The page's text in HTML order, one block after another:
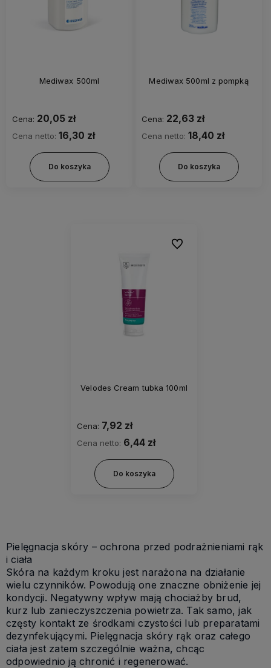
Mediwax 500ml
Cena: 20,05 zł
Cena netto: 16,30 zł
Do koszyka
Mediwax 500ml z pompką
Cena: 22,63 zł
Cena netto: 18,40 zł
Do koszyka
Velodes Cream tubka 100ml
Cena: 7,92 zł
Cena netto: 6,44 zł
Do koszyka
Do ulubionych
Pielęgnacja skóry – ochrona przed podrażnieniami rąk
i ciała
Skóra na każdym kroku jest narażona na działanie
wielu czynników. Powodują one znaczne obniżenie jej
kondycji. Negatywny wpływ mają chociażby brud,
kurz lub zanieczyszczenia powietrza. Tak samo, jak
częsty kontakt ze środkami czystości lub preparatami
dezynfekującymi. Pielęgnacja skóry rąk oraz całego
ciała jest zatem szczególnie ważna, chcąc
odpowiednio ją chronić i regenerować.